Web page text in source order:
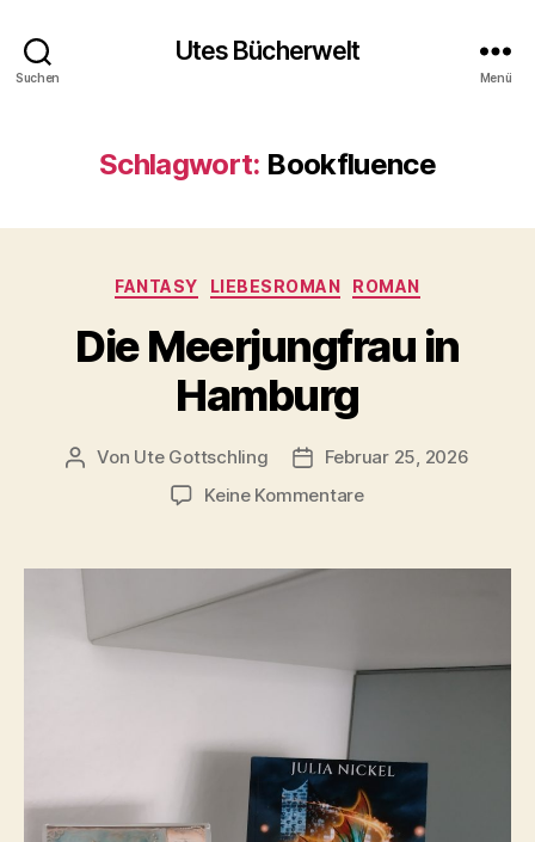
Suchen
Utes Bücherwelt
Menü
Schlagwort: Bookfluence
Kategorien
FANTASY LIEBESROMAN ROMAN
Die Meerjungfrau in
Hamburg
Beitragsautor
Von Ute Gottschling Veröffentlichungsdatum
Februar 25, 2026
Keine Kommentarezu
in